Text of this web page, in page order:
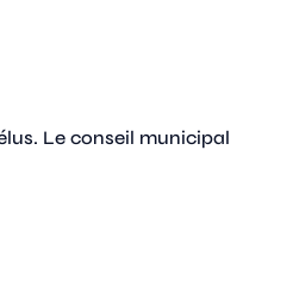
Le conseil municipal